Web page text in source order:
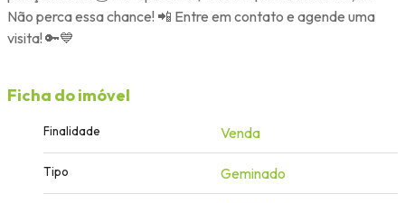
Não perca essa chance! 📲 Entre em contato e agende uma
visita! 🔑💙
Ficha do imóvel
Finalidade Venda
Tipo Geminado